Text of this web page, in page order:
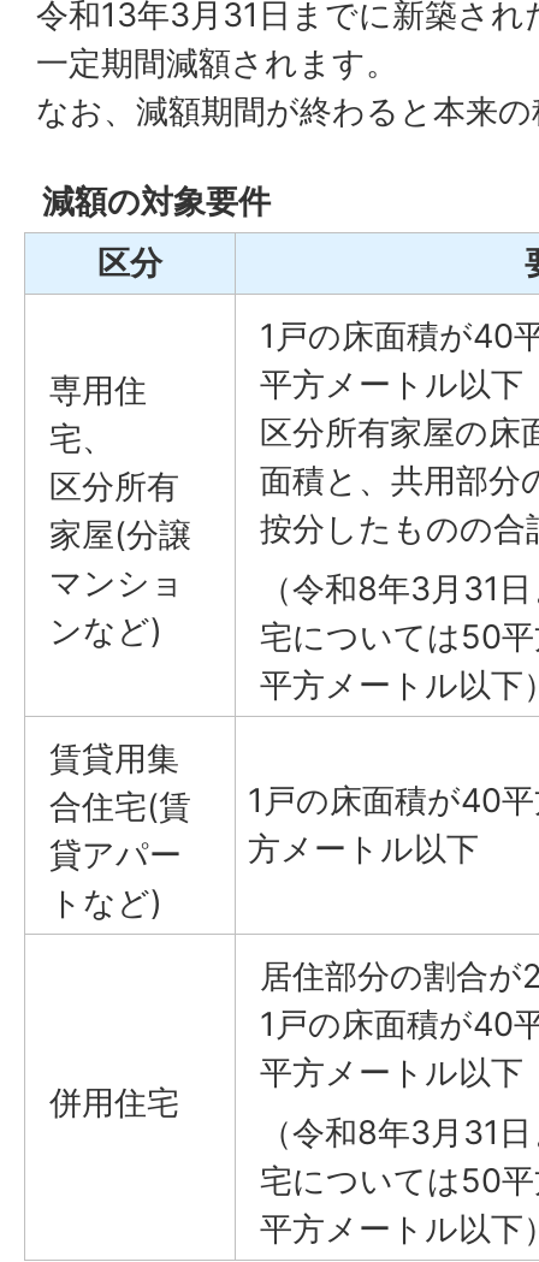
令和13年3月31日までに新築され
一定期間減額されます。
なお、減額期間が終わると本来
減額の対象要件
区分
専用住
宅、
区分所有
家屋(分譲
マンショ
ンなど)
1戸の床面積が40
平方メートル以下
区分所有家屋の床
面積と、共用部分
按分したものの合
（令和8年3月31
宅については50
平方メートル以下
賃貸用集
合住宅(賃
貸アパー
トなど)
1戸の床面積が40
方メートル以下
併用住宅
居住部分の割合が
1戸の床面積が40
平方メートル以下
（令和8年3月31
宅については50
平方メートル以下